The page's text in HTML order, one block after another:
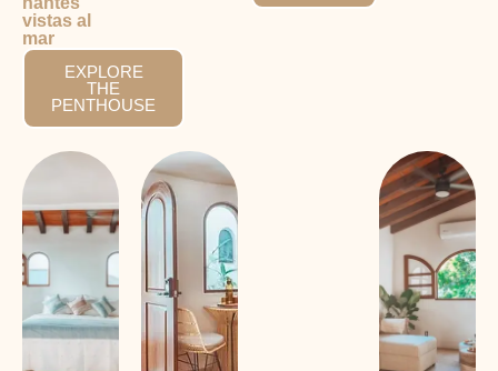
vistas al
mar
EXPLORE
THE
PENTHOUSE